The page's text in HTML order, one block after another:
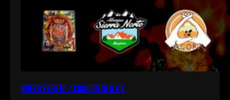
NUEVO EVENTO / CONCIERTO O V K